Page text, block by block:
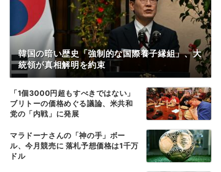
韓国の暗い歴史「強制的な国際養子縁組」、大
統領が真相解明を約束
「1個3000円超もすべきではない」
ブリトーの価格めぐる議論、米共和
党の「内戦」に発展
マラドーナさんの「神の手」ボー
ル、今月競売に 落札予想価格は1千万
ドル